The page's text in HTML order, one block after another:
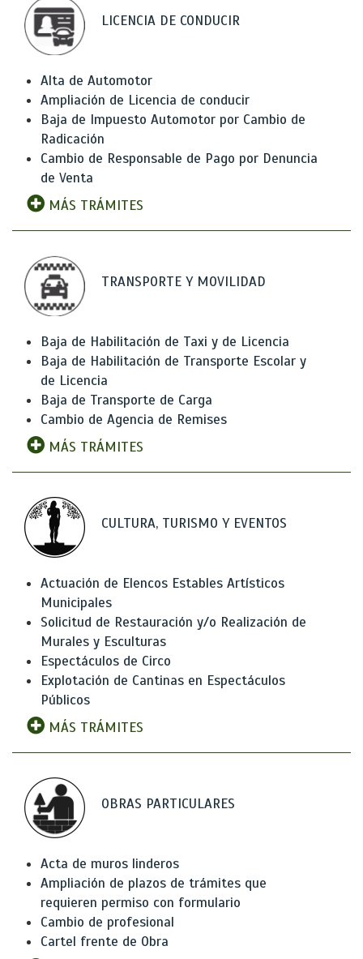
LICENCIA DE CONDUCIR
Alta de Automotor
Ampliación de Licencia de conducir
Baja de Impuesto Automotor por Cambio de
Radicación
Cambio de Responsable de Pago por Denuncia
de Venta
MÁS TRÁMITES
TRANSPORTE Y MOVILIDAD
Baja de Habilitación de Taxi y de Licencia
Baja de Habilitación de Transporte Escolar y
de Licencia
Baja de Transporte de Carga
Cambio de Agencia de Remises
MÁS TRÁMITES
CULTURA, TURISMO Y EVENTOS
Actuación de Elencos Estables Artísticos
Municipales
Solicitud de Restauración y/o Realización de
Murales y Esculturas
Espectáculos de Circo
Explotación de Cantinas en Espectáculos
Públicos
MÁS TRÁMITES
OBRAS PARTICULARES
Acta de muros linderos
Ampliación de plazos de trámites que
requieren permiso con formulario
Cambio de profesional
Cartel frente de Obra